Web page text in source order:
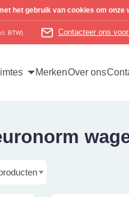
BTW) Contacteer ons
MerkenOver ons
het gebruik van cookies om onze